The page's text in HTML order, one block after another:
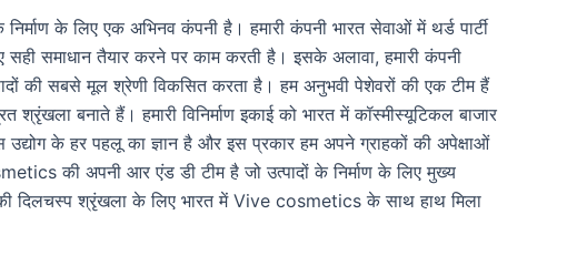
के लिए एक अभिनव कंपनी है। हमारी कंपनी भारत सेवाओं में थर्ड पार्टी
सही समाधान तैयार करने पर काम करती है। इसके अलावा, हमारी कंपनी
की सबसे मूल श्रेणी विकसित करता है। हम अनुभवी पेशेवरों की एक टीम हैं
श्रृंखला बनाते हैं। हमारी विनिर्माण इकाई को भारत में कॉस्मीस्यूटिकल बाजार
के हर पहलू का ज्ञान है और इस प्रकार हम अपने ग्राहकों की अपेक्षाओं
की अपनी आर एंड डी टीम है जो उत्पादों के निर्माण के लिए मुख्य
की दिलचस्प श्रृंखला के लिए भारत में Vive cosmetics के साथ हाथ मिला